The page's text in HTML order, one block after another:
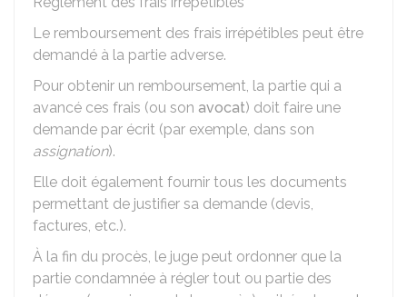
Le remboursement des frais irrépétibles peut être
demandé à la partie adverse.
Pour obtenir un remboursement, la partie qui a
avancé ces frais (ou son avocat) doit faire une
demande par écrit (par exemple, dans son
assignation).
Elle doit également fournir tous les documents
permettant de justifier sa demande (devis,
factures, etc.).
À la fin du procès, le juge peut ordonner que la
partie condamnée à régler tout ou partie des